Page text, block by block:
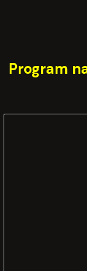
Program